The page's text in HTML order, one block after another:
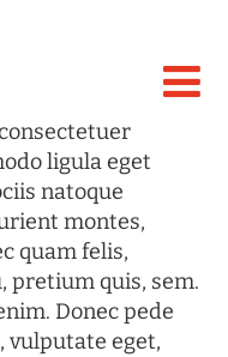
ligula eget
natoque
montes,
quam felis,
pretium quis, sem.
Donec pede
vulputate eget,